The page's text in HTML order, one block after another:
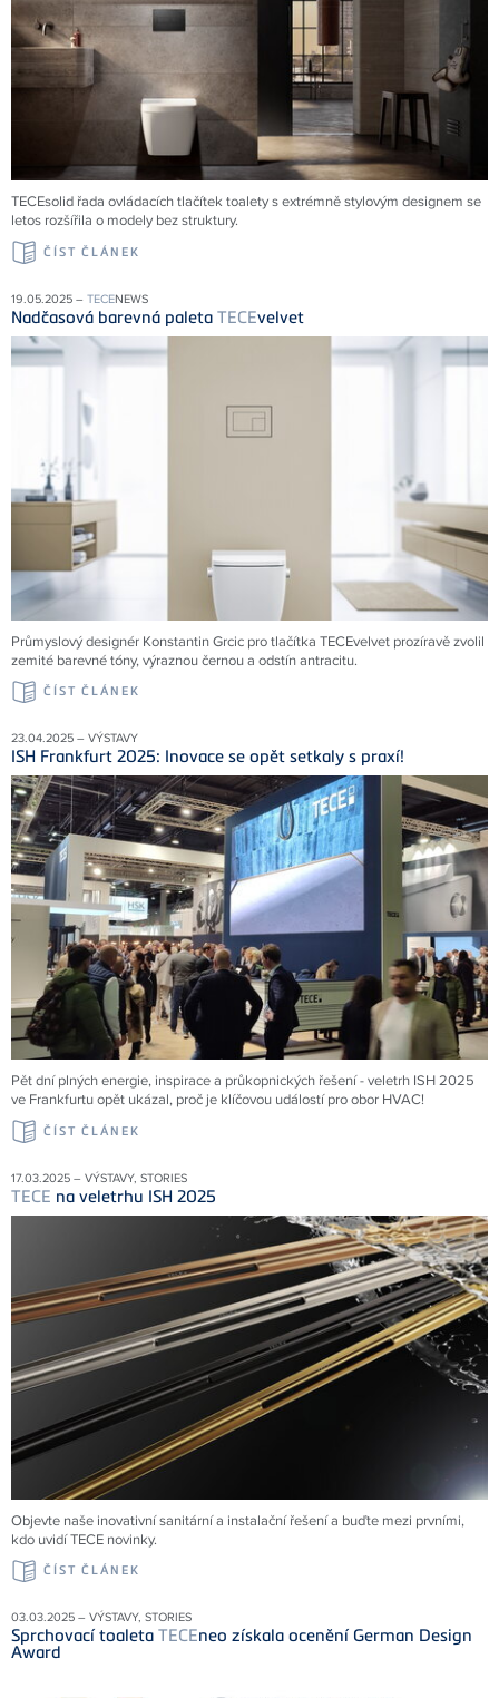
TECEsolid řada ovládacích tlačítek toalety s extrémně stylovým designem se
letos rozšířila o modely bez struktury.
ČÍST ČLÁNEK
19.05.2025 – TECENEWS
Nadčasová barevná paleta TECEvelvet
Průmyslový designér Konstantin Grcic pro tlačítka TECEvelvet prozíravě zvolil
zemité barevné tóny, výraznou černou a odstín antracitu.
ČÍST ČLÁNEK
23.04.2025 – VÝSTAVY
ISH Frankfurt 2025: Inovace se opět setkaly s praxí!
Pět dní plných energie, inspirace a průkopnických řešení - veletrh ISH 2025
ve Frankfurtu opět ukázal, proč je klíčovou událostí pro obor HVAC!
ČÍST ČLÁNEK
17.03.2025 – VÝSTAVY, STORIES
TECE na veletrhu ISH 2025
Objevte naše inovativní sanitární a instalační řešení a buďte mezi prvními,
kdo uvidí TECE novinky.
ČÍST ČLÁNEK
03.03.2025 – VÝSTAVY, STORIES
Sprchovací toaleta TECEneo získala ocenění German Design
Award